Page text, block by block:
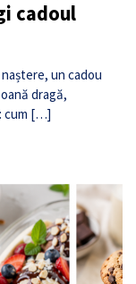
cadoul
un cadou
dragă,
cum […]